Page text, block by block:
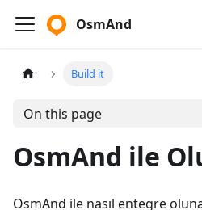
OsmAnd
Build it
On this page
OsmAnd ile
OsmAnd ile nasıl entegre